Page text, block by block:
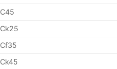
C45
Ck25
Cf35
Ck45